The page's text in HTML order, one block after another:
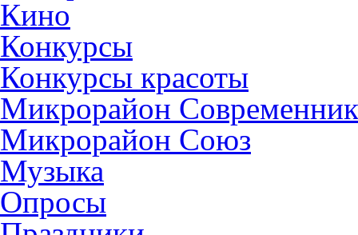
Кино
Конкурсы
Конкурсы красоты
Микрорайон Современник
Микрорайон Союз
Музыка
Опросы